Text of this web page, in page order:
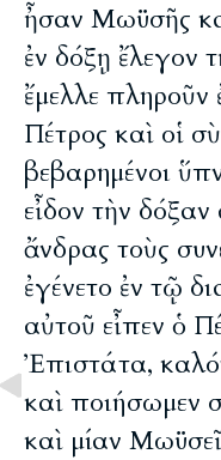
ἦσαν Μωϋσῆς
ἐν δόξῃ ἔλεγον
ἔμελλε πληροῦν
Πέτρος καὶ οἱ
βεβαρημένοι
εἶδον τὴν
ἄνδρας τοὺς
ἐγένετο ἐν τῷ
αὐτοῦ εἶπεν ὁ
Ἐπιστάτα,
καὶ ποιήσωμεν
καὶ μίαν